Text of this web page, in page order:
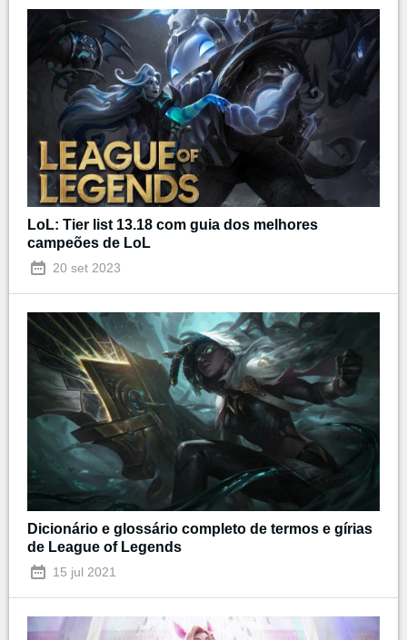
LoL: Tier list 13.18 com guia dos melhores
campeões de LoL
20 set 2023
Dicionário e glossário completo de termos e gírias
de League of Legends
15 jul 2021